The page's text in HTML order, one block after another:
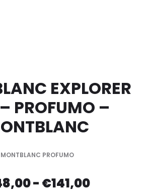
EXPLORER
PROFUMO –
MONTBLANC PROFUMO
- €141,00Fascia